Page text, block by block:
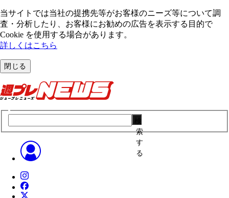
当サイトでは当社の提携先等がお客様のニーズ等について調
査・分析したり、お客様にお勧めの広告を表⽰する⽬的で
Cookie を使⽤する場合があります。
詳しくはこちら
閉じる
索
す
る